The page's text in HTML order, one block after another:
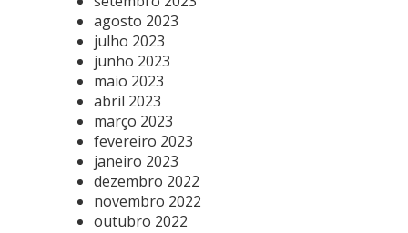
agosto 2023
julho 2023
junho 2023
maio 2023
abril 2023
março 2023
fevereiro 2023
janeiro 2023
dezembro 2022
novembro 2022
outubro 2022